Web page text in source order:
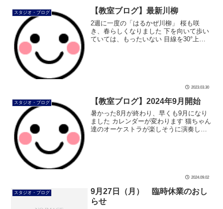
スタジオ・ブログ 【教室ブログ】最新川柳
2週に一度の「はるかぜ川柳」 桜も咲
き、春らしくなりました 下を向いて歩い
ていては、もったいない 目線を30°上げ
2023.03.30
スタジオ・ブログ 【教室ブログ】2024年9月開始
暑かった8月が終わり、早くも9月になり
ました カレンダーが変わります 猫ちゃん
達のオーケストラが楽しそうに演奏して
2024.09.02
スタジオ・ブログ
9月27日（月） 臨時休業のおし
らせ